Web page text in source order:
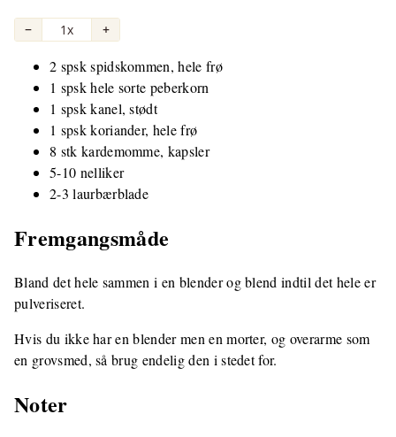
− 1x +
2 spsk spidskommen, hele frø
1 spsk hele sorte peberkorn
1 spsk kanel, stødt
1 spsk koriander, hele frø
8 stk kardemomme, kapsler
5-10 nelliker
2-3 laurbærblade
Fremgangsmåde
Bland det hele sammen i en blender og blend indtil det hele er
pulveriseret.
Hvis du ikke har en blender men en morter, og overarme som
en grovsmed, så brug endelig den i stedet for.
Noter